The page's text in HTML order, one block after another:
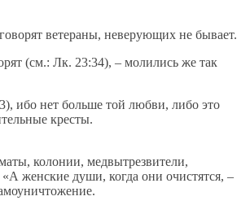
ветераны, неверующих не бывает.
(см.: Лк. 23:34), – молились же так
ибо нет больше той любви, либо это
кресты.
колонии, медвытрезвители,
женские души, когда они очистятся, –